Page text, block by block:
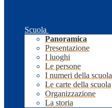
Scuola
Panoramica
Presentazione
I luoghi
Le persone
I numeri della scuola
Le carte della scuola
Organizzazione
La storia